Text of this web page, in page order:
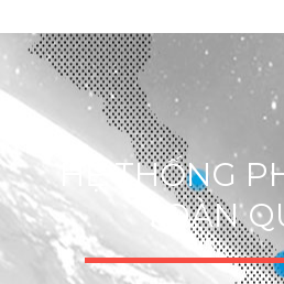
HỆ THỐNG
TOÀN